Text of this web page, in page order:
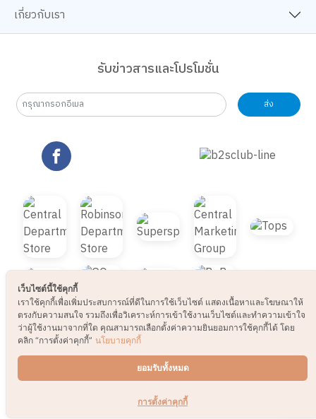
เกี่ยวกับเรา
รับข่าวสารและโปรโมชั่น
© 2021 B2S CLUB, All rights reserved. Web
Design by1001click.